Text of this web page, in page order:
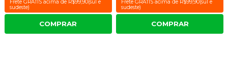
Frete GRÁTIS acima de R$99,90(sul e
sudeste)
COMPRAR
Frete GRÁTIS acima de R$99,90(sul e
sudeste)
COMPRAR